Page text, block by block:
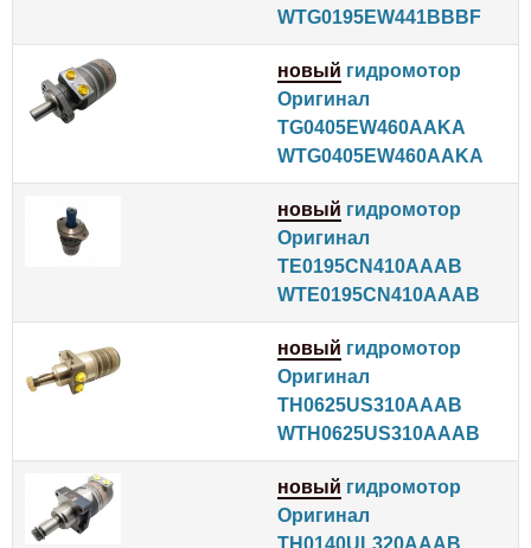
WTG0195EW441BBBF
новый гидромотор
Оригинал
TG0405EW460AAKA
WTG0405EW460AAKA
новый гидромотор
Оригинал
TE0195CN410AAAB
WTE0195CN410AAAB
новый гидромотор
Оригинал
TH0625US310AAAB
WTH0625US310AAAB
новый гидромотор
Оригинал
TH0140UL320AAAB